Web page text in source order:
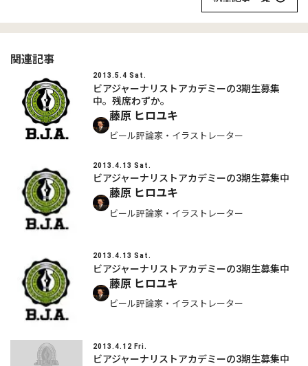
関連記事
2013.5.4 Sat.
ビアジャーナリストアカデミーの3期生募集
中。残席わずか。
藤原 ヒロユキ
ビール評論家・イラストレーター
2013.4.13 Sat.
ビアジャーナリストアカデミーの3期生募集中
藤原 ヒロユキ
ビール評論家・イラストレーター
2013.4.13 Sat.
ビアジャーナリストアカデミーの3期生募集中
藤原 ヒロユキ
ビール評論家・イラストレーター
2013.4.12 Fri.
ビアジャーナリストアカデミーの3期生募集中